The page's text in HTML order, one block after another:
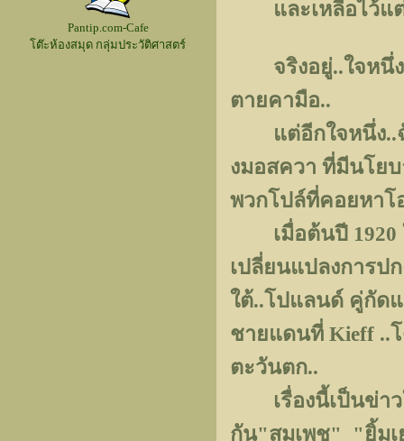
Pantip.com-Cafe
โต๊ะห้องสมุด กลุ่มประวัติศาสตร์
และเหลือไว้แต่
จริงอยู่..ใจหนึ่ง
ตายคามือ..
แต่อีกใจหนึ่ง..ฉั
งมอสควา ที่มีนโย
พวกโปล์ที่คอยหาโ
เมื่อต้นปี 1920 ใ
เปลี่ยนแปลงการป
ใต้..โปแลนด์ คู่กัด
ชายแดนที่ Kieff ..
ตะวันตก..
เรื่องนี้เป็นข่าว
กัน"สมเพช" "ยิ้มเย